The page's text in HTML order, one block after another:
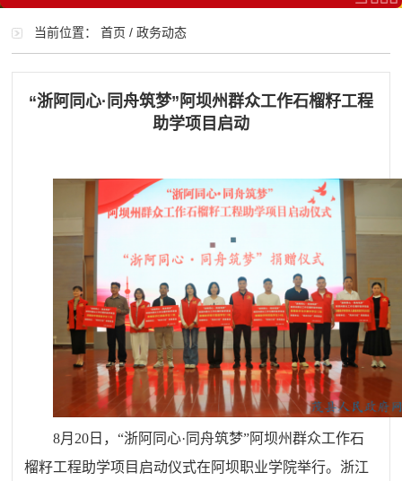
当前位置：首页 /政务动态
“浙阿同心·同舟筑梦”阿坝州群众工作石榴籽工程
助学项目启动
8月 20 日，“浙阿同心· 同舟筑梦”阿坝州群众工作石
榴籽工程助学项目启动仪式在阿坝职业学院举行。浙江